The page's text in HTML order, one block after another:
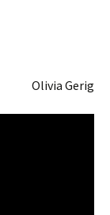
Olivia Gerig